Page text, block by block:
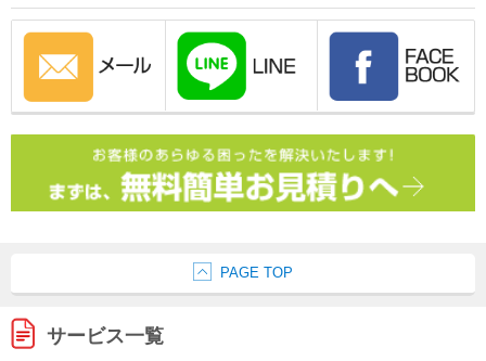
PAGE TOP
サービス一覧